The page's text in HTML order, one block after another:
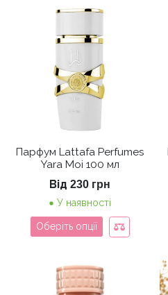
Парфум Lattafa Perfumes
Yara Moi 100 мл
Від 230 грн
У наявності
Оберіть опції